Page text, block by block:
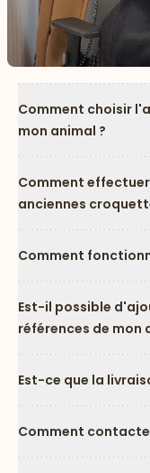
Comment choisir
mon animal ?
Comment
anciennes
Comment
Est-il possible
références de mon
Est-ce que la
Comment